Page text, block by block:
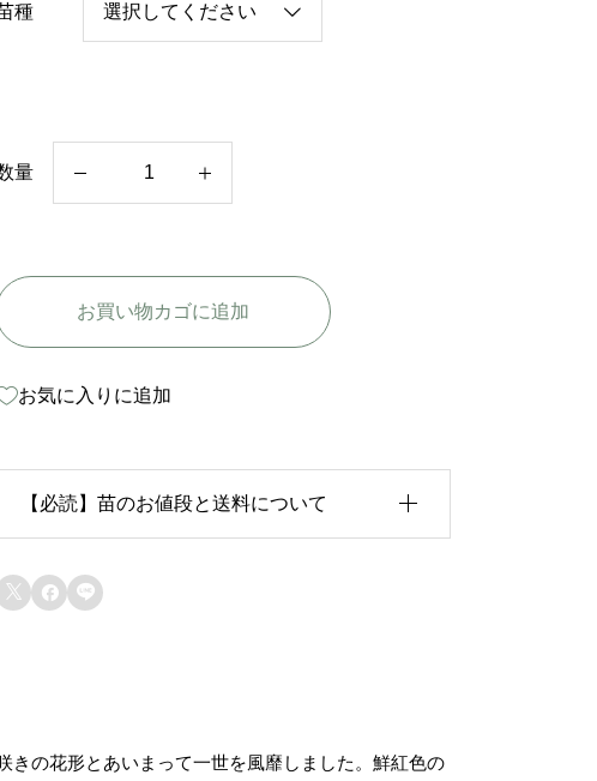
種
量
イ
セ
チ
ア
-
o
i
n
a
お買い物カゴに追加
お気に入りに追加
【必読】苗のお値段と送料について
生育状況が各苗、また季節ごとに異なるため、
態、生育状況、本数などによって大きく変動す
  
の花形とあいまって一世を風靡しました。鮮紅色の